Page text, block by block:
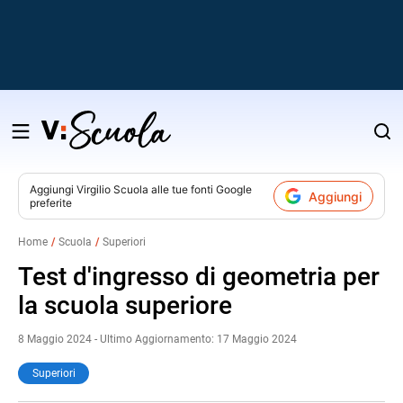
Salta
contenuto
Aggiungi Virgilio Scuola alle tue fonti Google
preferite
Aggiungi
Home Scuola Superiori
Test d'ingresso di geometria per
la scuola superiore
8 Maggio 2024 - Ultimo Aggiornamento: 17 Maggio 2024
Superiori